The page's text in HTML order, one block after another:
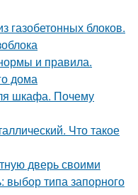
газобетонных блоков.
и правила.
дома
шкафа. Почему
Что такое
дверь своими
выбор типа запорного